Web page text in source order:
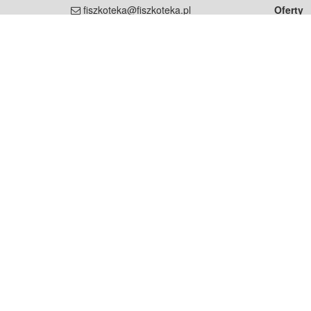
fiszkoteka@fiszkoteka.pl
Oferty